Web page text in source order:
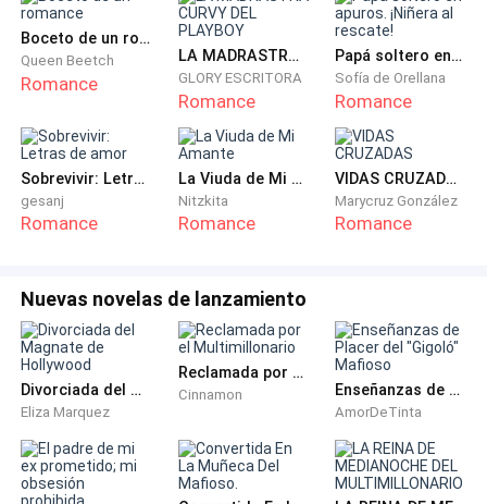
su vida. Es un beso apasionado, provocativo y que nos
deja sin aliento –Vamos. — Dice sobre mis labios en
una pausa que se ha visto obligado a hacer antes de
que todo entre los dos se descontrolase.
Reímos como dos adolescentes mientras que
prácticamente salimos corriendo hacia su auto. Al
llegar a donde está su auto, me encuentro con un
conductor para subirse y conducir por las ya no tan
transitadas calles de Manhattan a esta hora de la
madrugada.
Afortunadamente, el bar donde nos encontrábamos
estaba cerca de donde él vive y llegar allí no nos ha
tomado ni más de 15 minutos, aunque el trayecto
estuvo lleno de besos desesperados y roces que
Boceto de un romance
Queen Beetch
Romance
LA MADRASTRA CURVY DEL PLAYBOY
GLORY ESCRITORA
Romance
Papá soltero en apuros. ¡Niñera al rescate!
Sofía de Orellana
Romance
Sobrevivir: Letras de amor
gesanj
Romance
La Viuda de Mi Amante
Nitzkita
Romance
VIDAS CRUZADAS
Marycruz González
Romance
Nuevas novelas de lanzamiento
Divorciada del Magnate de Hollywood
Eliza Marquez
Reclamada por el Multimillonario
Cinnamon Enseñanzas de Placer del "Gigoló" Mafioso
AmorDeTinta